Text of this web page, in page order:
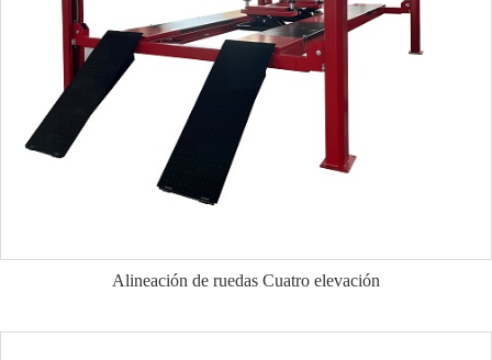
Alineación de ruedas Cuatro elevación